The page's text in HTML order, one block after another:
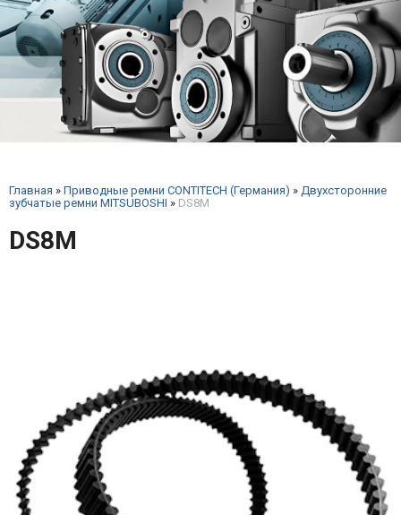
Главная » Приводные ремни CONTITECH (Германия) » Двухсторонние
зубчатые ремни MITSUBOSHI » DS8M
DS8M